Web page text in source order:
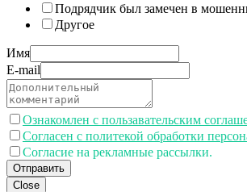
Подрядчик был замечен в
Другое
Имя
E-mail
Ознакомлен с пользавательским
Согласен с политекой обработки
Согласие на рекламные рассылки.
Отправить
Close